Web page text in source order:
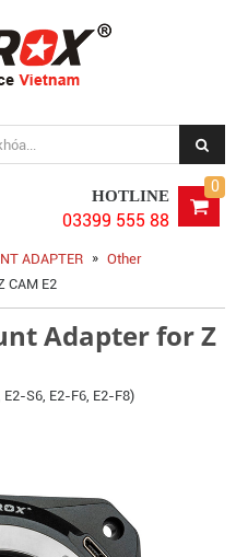
HOTLINE
03399 555 88
0
for Z CAM E2
ADAPTER
Other
CAM E2
Adapter for Z
S6, E2-F6, E2-F8)